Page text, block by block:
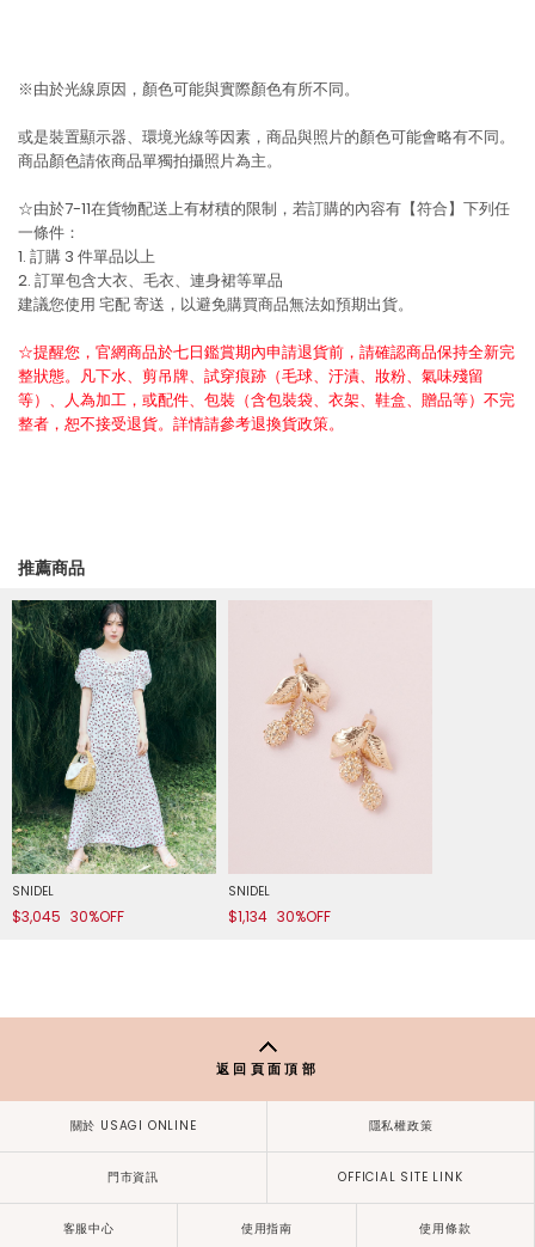
※由於光線原因，顏色可能與實際顏色有所不同。
或是裝置顯示器、環境光線等因素，商品與照片的顏色可能會略有不同。
商品顏色請依商品單獨拍攝照片為主。
☆由於7-11在貨物配送上有材積的限制，若訂購的內容有【符合】下列任
一條件：
1. 訂購 3 件單品以上
2. 訂單包含大衣、毛衣、連身裙等單品
建議您使用 宅配寄送，以避免購買商品無法如預期出貨。
☆提醒您，官網商品於七日鑑賞期內申請退貨前，請確認商品保持全新完
整狀態。凡下水、剪吊牌、試穿痕跡（毛球、汙漬、妝粉、氣味殘留
等）、人為加工，或配件、包裝（含包裝袋、衣架、鞋盒、贈品等）不完
整者，恕不接受退貨。詳情請參考退換貨政策。
推薦商品
SNIDEL
$3,045 30%OFF
SNIDEL
$1,134 30%OFF
返回頁面頂部
關於 USAGI ONLINE 隱私權政策
門市資訊 OFFICIAL SITE LINK
客服中心 使用指南 使用條款